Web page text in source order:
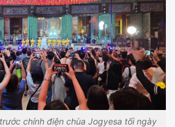
chính điện chùa Jogyesa tối ngày